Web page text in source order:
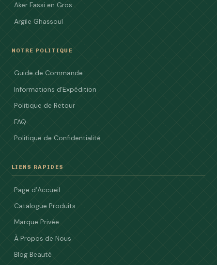
Aker Fassi en Gros
Argile Ghassoul
NOTRE POLITIQUE
Guide de Commande
Informations d’Expédition
Politique de Retour
FAQ
Politique de Confidentialité
LIENS RAPIDES
Page d’Accueil
Catalogue Produits
Marque Privée
À Propos de Nous
Blog Beauté